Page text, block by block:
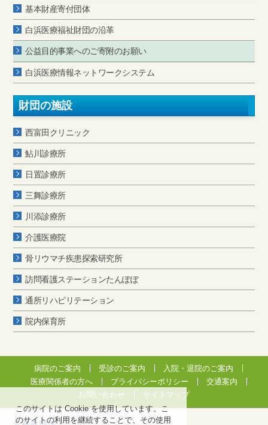
このサイトは Cookie を使用しています。こ
のサイトの利用を継続することで、その使用
基本財産寄付団体
白浜医療福祉財団の沿革
公益目的事業へのご寄附のお願い
白浜医療情報ネットワークシステム
財団の施設
西富田クリニック
鮎川診療所
日置診療所
三舞診療所
川添診療所
介護医療院
骨リウマチ疾患探索研究所
訪問看護ステーションたんぽぽ
通所リハビリテーション
院内保育所
病院のご案内 受診のご案内
入院・退院のご案内
医療関係者の方へ
プライバシーポリシー
交通案内
お問い合わせ
サイトマップ